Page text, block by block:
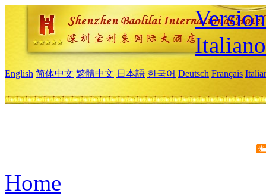
Italiano
English 简体中文 繁體中文 日本語 한국어 Deutsch Français
Home